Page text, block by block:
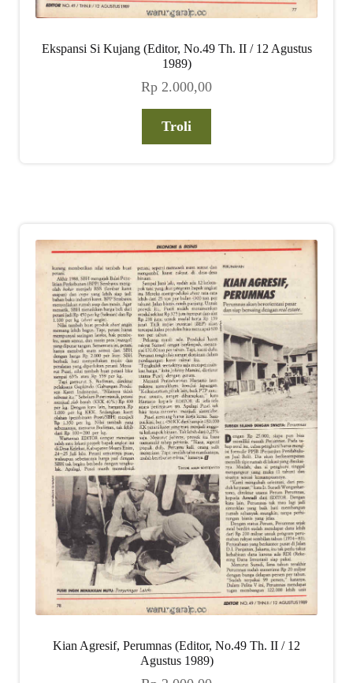
Ekspansi Si Kujang (Editor, No.49 Th. II / 12 Agustus
1989)
Rp 2.000,00
Troli
Kian Agresif, Perumnas (Editor, No.49 Th. II / 12
Agustus 1989)